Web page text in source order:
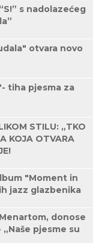
s nadolazećeg
otvara novo
tiha pjesma za
STILU: „TKO
KOJA OTVARA
"Moment in
jazz glazbenika
donose
pjesme su